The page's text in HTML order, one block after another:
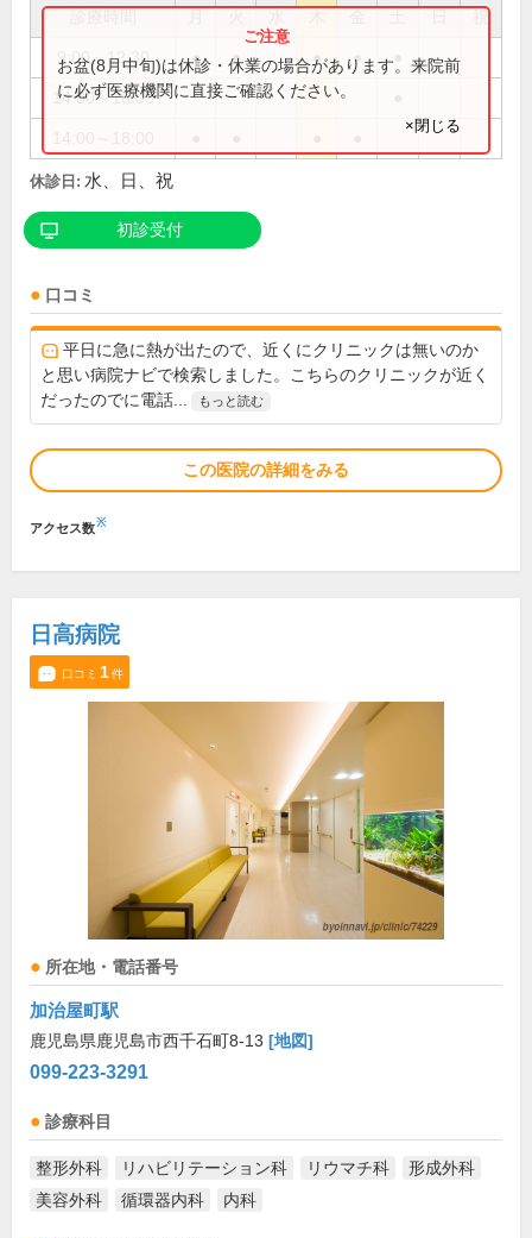
祝
9:00～12:30 ● ● ● ●
14:00～16:00
お盆(8月中旬)は休診・休業の場合があります。来院前
に必ず医療機関に直接ご確認ください。
×閉じる
休診日: 水、日、祝
初診受付
口コミ
平日に急に熱が出たので、近くにクリニックは無いのか
と思い病院ナビで検索しました。こちらのクリニックが近く
だったのでに電話...
もっと読む
この医院の詳細をみる
アクセス数※
日高病院
口コミ 1件
所在地・電話番号
加治屋町駅
鹿児島県鹿児島市西千石町8-13 [地図]
099-223-3291
診療科目
整形外科 リハビリテーション科 リウマチ科
形成外科
美容外科
循環器内科 内科